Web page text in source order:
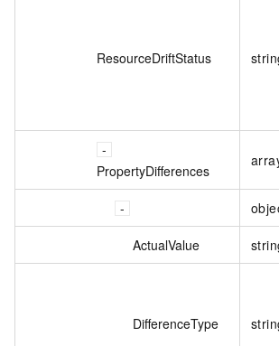
ResourceDriftStatus
PropertyDifferences
ActualValue
DifferenceType